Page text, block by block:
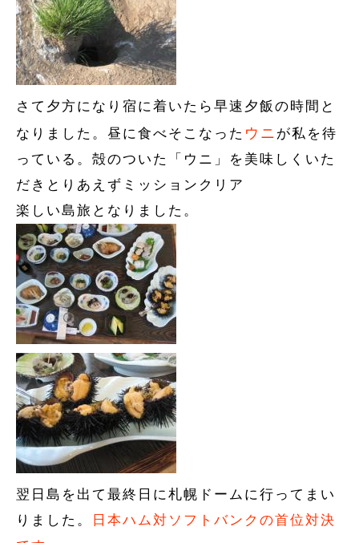
さて夕方になり宿に着いたら早速夕飯の時間と
なりました。昼に食べそこなった ウニ が私を待
っている。殻のついた「ウニ」を美味しくいた
だきとりあえずミッションクリア
楽しい島旅となりました。
翌日島を出て最終日に札幌ドームに行ってまい
りました。
日本ハム対ソフトバンクの首位対決